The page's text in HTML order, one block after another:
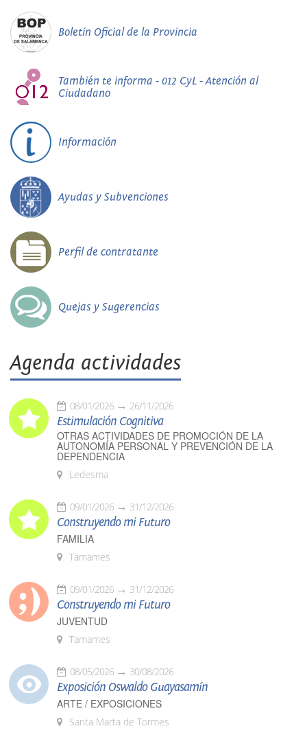
Boletín Oficial de la Provincia
También te informa - 012 CyL - Atención al
Ciudadano
Información
Ayudas y Subvenciones
Perfil de contratante
Quejas y Sugerencias
Agenda actividades
08/01/2026 26/11/2026
Estimulación Cognitiva
OTRAS ACTIVIDADES DE PROMOCIÓN DE LA
AUTONOMÍA PERSONAL Y PREVENCIÓN DE LA
DEPENDENCIA
Ledesma
09/01/2026 31/12/2026
Construyendo mi Futuro
FAMILIA
Tamames
09/01/2026 31/12/2026
Construyendo mi Futuro
JUVENTUD
Tamames
08/05/2026 30/08/2026
Exposición Oswaldo Guayasamín
ARTE / EXPOSICIONES
Santa Marta de Tormes